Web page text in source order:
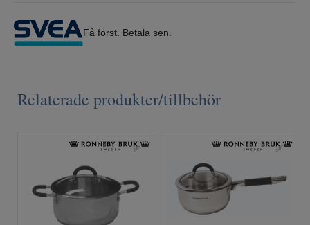
Få först. Betala sen.
Relaterade produkter/tillbehör